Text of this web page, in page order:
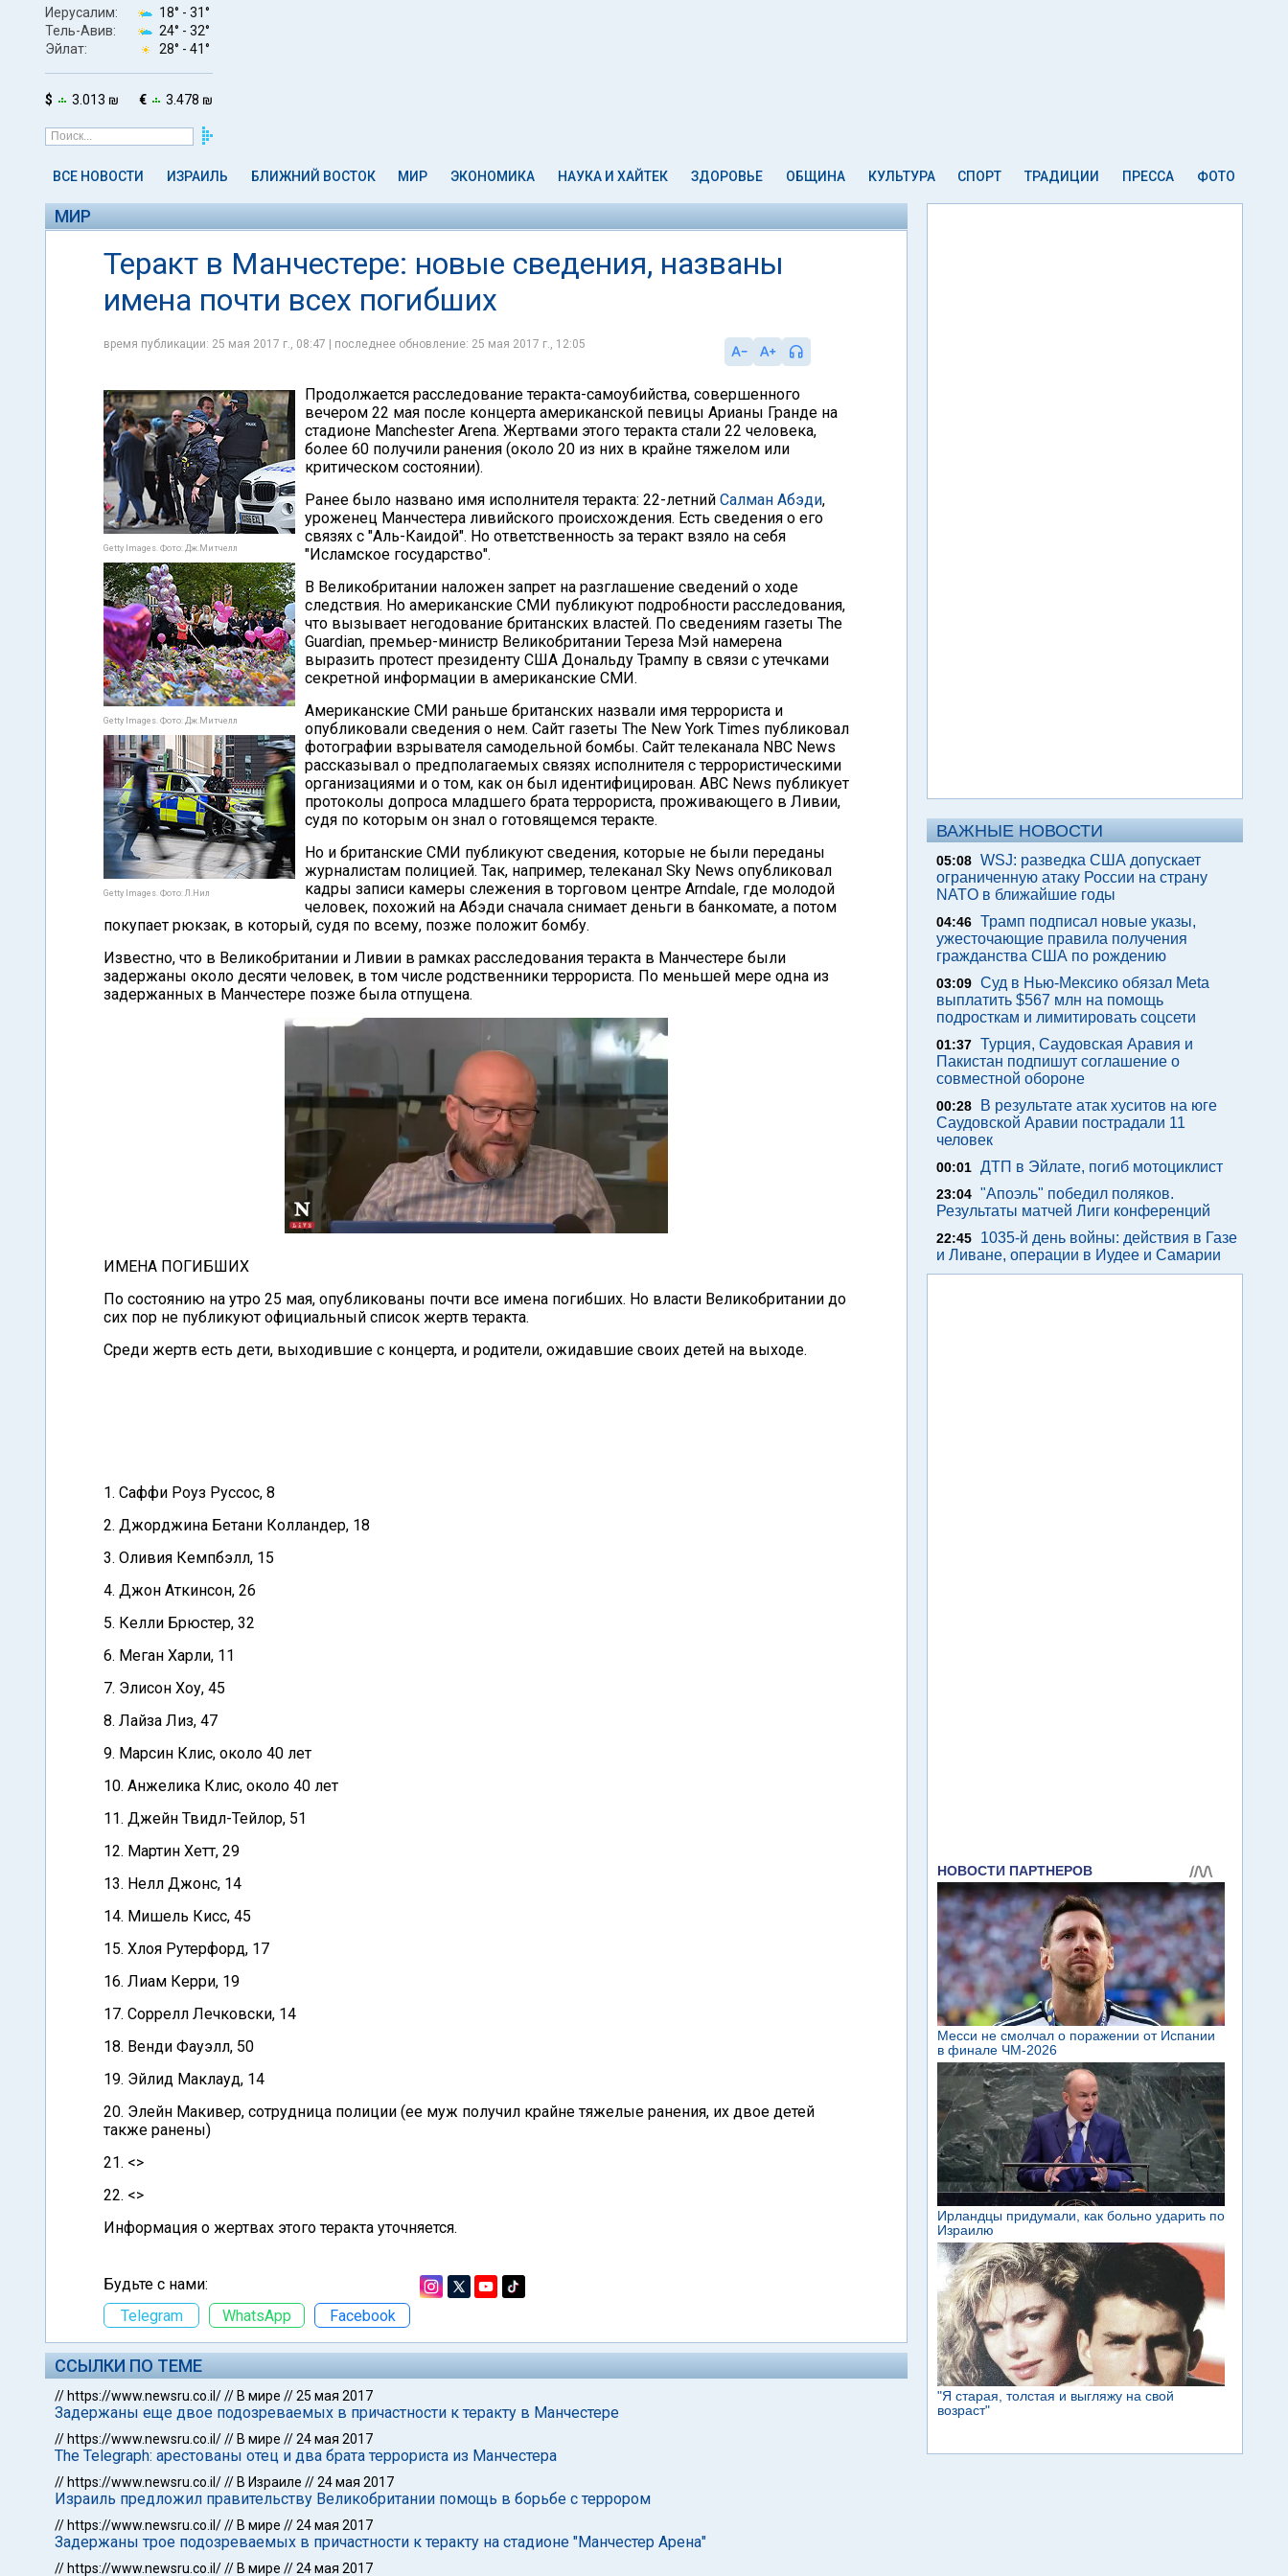
Иерусалим: 18° - 31°
Тель-Авив:
24° - 32°
Эйлат:
28° - 41°
$ 3.013 ₪ € 3.478 ₪
ВСЕ НОВОСТИ ИЗРАИЛЬ БЛИЖНИЙ ВОСТОК МИР ЭКОНОМИКА НАУКА И ХАЙТЕК ЗДОРОВЬЕ ОБЩИНА КУЛЬТУРА СПОРТ ТРАДИЦИИ ПРЕССА ФОТО
МИР
Теракт в Манчестере: новые сведения, названы
имена почти всех погибших
время публикации: 25 мая 2017 г., 08:47 | последнее обновление: 25 мая 2017 г., 12:05
Getty Images. Фото: Дж.Митчелл
Getty Images. Фото: Дж.Митчелл
Getty Images. Фото: Л.Нил
Продолжается расследование теракта-самоубийства, совершенного
вечером 22 мая после концерта американской певицы Арианы Гранде на
стадионе Manchester Arena. Жертвами этого теракта стали 22 человека,
более 60 получили ранения (около 20 из них в крайне тяжелом или
критическом состоянии).
Ранее было названо имя исполнителя теракта: 22-летний Салман Абэди,
уроженец Манчестера ливийского происхождения. Есть сведения о его
связях с "Аль-Каидой". Но ответственность за теракт взяло на себя
"Исламское государство".
В Великобритании наложен запрет на разглашение сведений о ходе
следствия. Но американские СМИ публикуют подробности расследования,
что вызывает негодование британских властей. По сведениям газеты The
Guardian, премьер-министр Великобритании Тереза Мэй намерена
выразить протест президенту США Дональду Трампу в связи с утечками
секретной информации в американские СМИ.
Американские СМИ раньше британских назвали имя террориста и
опубликовали сведения о нем. Сайт газеты The New York Times публиковал
фотографии взрывателя самодельной бомбы. Сайт телеканала NBC News
рассказывал о предполагаемых связях исполнителя с террористическими
организациями и о том, как он был идентифицирован. ABC News публикует
протоколы допроса младшего брата террориста, проживающего в Ливии,
судя по которым он знал о готовящемся теракте.
Но и британские СМИ публикуют сведения, которые не были переданы
журналистам полицией. Так, например, телеканал Sky News опубликовал
кадры записи камеры слежения в торговом центре Arndale, где молодой
человек, похожий на Абэди сначала снимает деньги в банкомате, а потом
покупает рюкзак, в который, судя по всему, позже положит бомбу.
Известно, что в Великобритании и Ливии в рамках расследования теракта в Манчестере были
задержаны около десяти человек, в том числе родственники террориста. По меньшей мере одна из
задержанных в Манчестере позже была отпущена.
ИМЕНА ПОГИБШИХ
По состоянию на утро 25 мая, опубликованы почти все имена погибших. Но власти Великобритании до
сих пор не публикуют официальный список жертв теракта.
Среди жертв есть дети, выходившие с концерта, и родители, ожидавшие своих детей на выходе.
1. Саффи Роуз Руссос, 8
2. Джорджина Бетани Колландер, 18
3. Оливия Кемпбэлл, 15
4. Джон Аткинсон, 26
5. Келли Брюстер, 32
6. Меган Харли, 11
7. Элисон Хоу, 45
8. Лайза Лиз, 47
9. Марсин Клис, около 40 лет
10. Анжелика Клис, около 40 лет
11. Джейн Твидл-Тейлор, 51
12. Мартин Хетт, 29
13. Нелл Джонс, 14
14. Мишель Кисс, 45
15. Хлоя Рутерфорд, 17
16. Лиам Керри, 19
17. Соррелл Лечковски, 14
18. Венди Фауэлл, 50
19. Эйлид Маклауд, 14
20. Элейн Макивер, сотрудница полиции (ее муж получил крайне тяжелые ранения, их двое детей
также ранены)
21. <>
22. <>
Информация о жертвах этого теракта уточняется.
Будьте с нами:
Telegram
WhatsApp Facebook
ССЫЛКИ ПО ТЕМЕ
// https://www.newsru.co.il/// В мире //25 мая 2017
Задержаны еще двое подозреваемых в причастности к теракту в Манчестере
// https://www.newsru.co.il/// В мире //24 мая 2017
The Telegraph: арестованы отец и два брата террориста из Манчестера
// https://www.newsru.co.il/// В Израиле //24 мая 2017
Израиль предложил правительству Великобритании помощь в борьбе с террором
// https://www.newsru.co.il/// В мире //24 мая 2017
Задержаны трое подозреваемых в причастности к теракту на стадионе "Манчестер Арена"
// https://www.newsru.co.il/// В мире //24 мая 2017
ВАЖНЫЕ НОВОСТИ
05:08 WSJ: разведка США допускает
ограниченную атаку России на страну
NATO в ближайшие годы
04:46 Трамп подписал новые указы,
ужесточающие правила получения
гражданства США по рождению
03:09 Суд в Нью-Мексико обязал Meta
выплатить $567 млн на помощь
подросткам и лимитировать соцсети
01:37 Турция, Саудовская Аравия и
Пакистан подпишут соглашение о
совместной обороне
00:28
В результате атак хуситов на юге
Саудовской Аравии пострадали 11
человек
00:01 ДТП в Эйлате, погиб мотоциклист
23:04 "Апоэль" победил поляков.
Результаты матчей Лиги конференций
22:45
1035-й день войны: действия в Газе
и Ливане, операции в Иудее и Самарии